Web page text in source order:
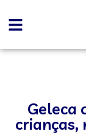
Geleca
crianças,